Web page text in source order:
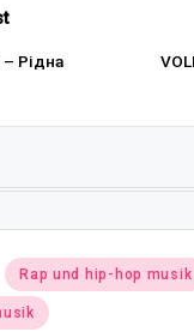
– Рідна
Rap und hip-hop musik